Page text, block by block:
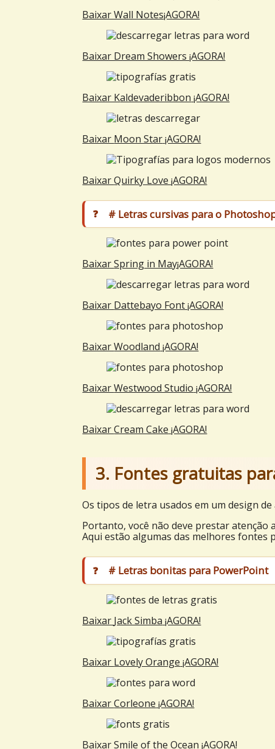
Baixar Wall Notes¡AGORA!
Baixar Dream Showers ¡AGORA!
Baixar Kaldevaderibbon ¡AGORA!
Baixar Moon Star¡AGORA!
BaixarQuirky Love¡AGORA!
# Letras cursivas para o
BaixarSpring in May¡AGORA!
Baixar Dattebayo Font ¡AGORA!
BaixarWoodland ¡AGORA!
BaixarWestwood Studio ¡AGORA!
BaixarCream Cake ¡AGORA!
3. Fontes gratuitas
Os tipos de letra usados em um design
Portanto, você não deve prestar atenção
Aqui estão algumas das melhores fontes
# Letras bonitas para PowerPoint
Baixar Jack Simba ¡AGORA!
Baixar Lovely Orange ¡AGORA!
BaixarCorleone ¡AGORA!
BaixarSmile of the Ocean ¡AGORA!